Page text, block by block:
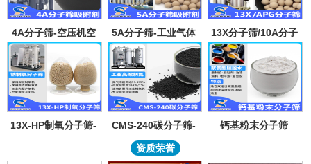
4A分子筛-空压机空
气气体吸水干燥颗粒-
溶剂试剂深度除水分
子筛吸附球
5A分子筛-工业气体
吸附纯化-溶剂深度除
水-混合气吸附分离
13X分子筛/10A分子
筛-lpglng燃气干燥除
异味除杂-空气低露点
干燥
13X-HP制氧分子筛-
筛95氧浓度-制氧钠分
CMS-240碳分子筛-
工业制氮机吸附剂炭
分子筛-99.999%浓度
钙基粉末分子筛
资质荣誉